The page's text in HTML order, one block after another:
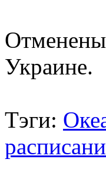
Отменены
Украине.
Тэги: